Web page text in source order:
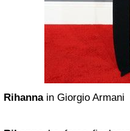
Rihannain Giorgio Armani